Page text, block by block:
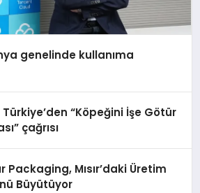
genelinde kullanıma
Türkiye’den “Köpeğini İşe Götür
çağrısı
Packaging, Mısır’daki Üretim
Büyütüyor